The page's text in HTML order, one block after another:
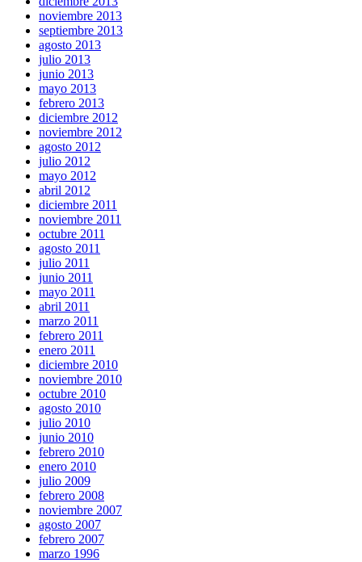
noviembre 2013
septiembre 2013
agosto 2013
julio 2013
junio 2013
mayo 2013
febrero 2013
diciembre 2012
noviembre 2012
agosto 2012
julio 2012
mayo 2012
abril 2012
diciembre 2011
noviembre 2011
octubre 2011
agosto 2011
julio 2011
junio 2011
mayo 2011
abril 2011
marzo 2011
febrero 2011
enero 2011
diciembre 2010
noviembre 2010
octubre 2010
agosto 2010
julio 2010
junio 2010
febrero 2010
enero 2010
julio 2009
febrero 2008
noviembre 2007
agosto 2007
febrero 2007
marzo 1996